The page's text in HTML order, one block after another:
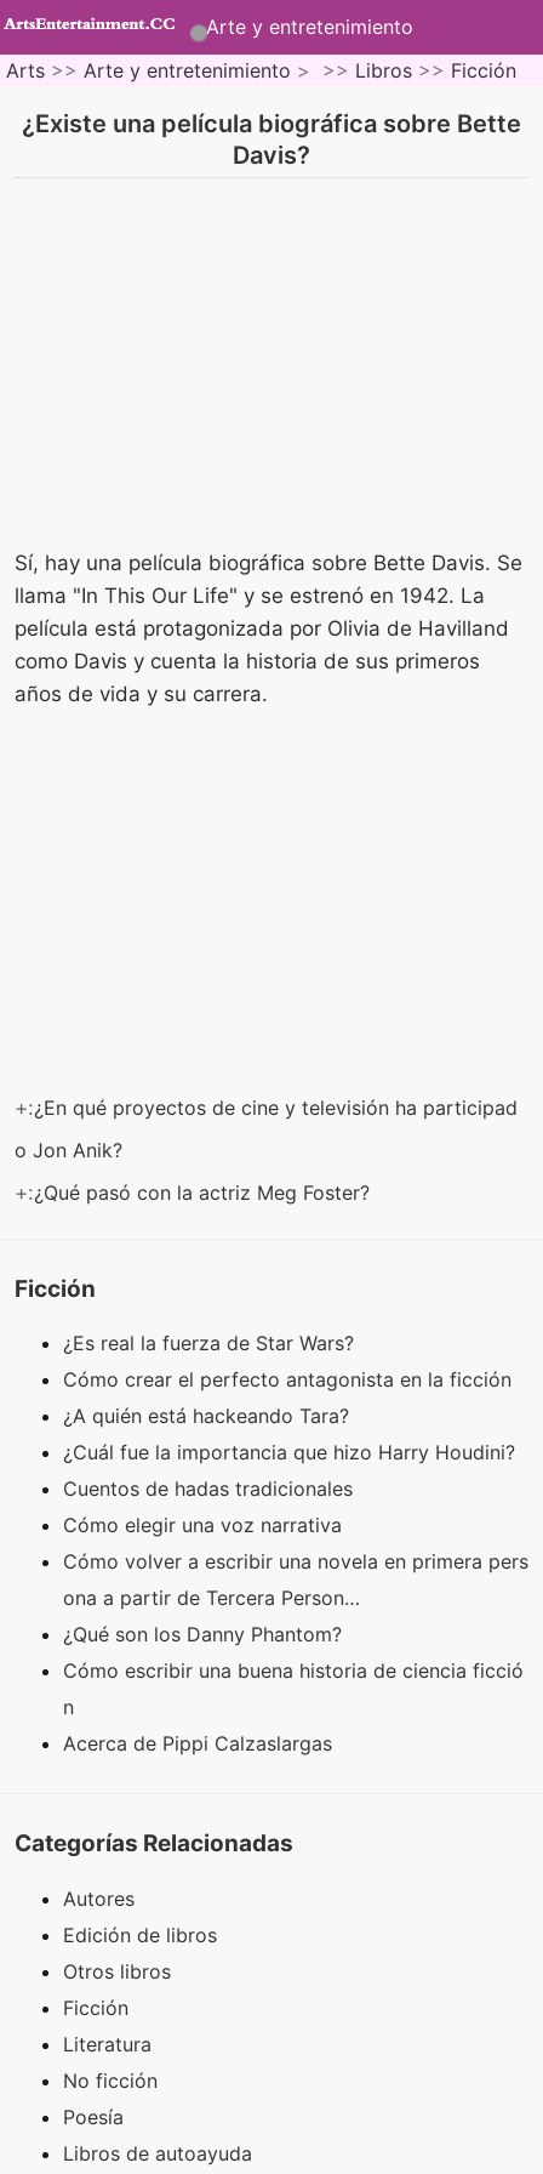
Arte y entretenimiento
Arts >> Arte y entretenimiento > >> Libros >> Ficción
¿Existe una película biográfica sobre Bette
Davis?
Sí, hay una película biográfica sobre Bette Davis. Se
llama "In This Our Life" y se estrenó en 1942. La
película está protagonizada por Olivia de Havilland
como Davis y cuenta la historia de sus primeros
años de vida y su carrera.
+:¿En qué proyectos de cine y televisión ha participad
o Jon Anik?
+:¿Qué pasó con la actriz Meg Foster?
Ficción
¿Es real la fuerza de Star Wars?
Cómo crear el perfecto antagonista en la ficción
¿A quién está hackeando Tara?
¿Cuál fue la importancia que hizo Harry Houdini?
Cuentos de hadas tradicionales
Cómo elegir una voz narrativa
Cómo volver a escribir una novela en primera pers
ona a partir de Tercera Person…
¿Qué son los Danny Phantom?
Cómo escribir una buena historia de ciencia ficció
n
Acerca de Pippi Calzaslargas
Categorías Relacionadas
Autores
Edición de libros
Otros libros
Ficción
Literatura
No ficción
Poesía
Libros de autoayuda